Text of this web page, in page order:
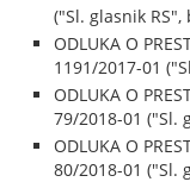
("Sl. glasnik RS",
ODLUKA O
1191/2017-01
ODLUKA O
79/2018-01 ("Sl.
ODLUKA O
80/2018-01 ("Sl.